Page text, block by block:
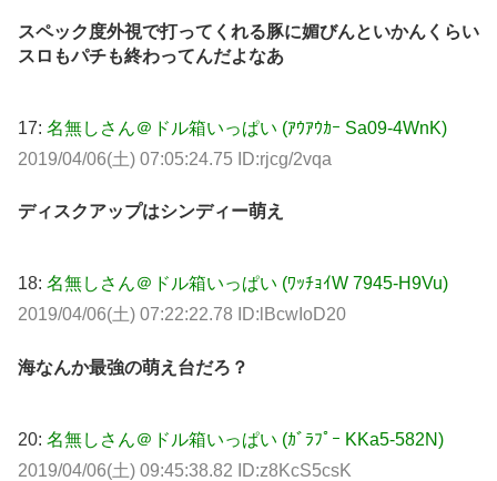
スペック度外視で打ってくれる豚に媚びんといかんくらい
スロもパチも終わってんだよなあ
17: 名無しさん＠ドル箱いっぱい (ｱｳｱｳｶｰ Sa09-4WnK)
2019/04/06(土) 07:05:24.75 ID:rjcg/2vqa
ディスクアップはシンディー萌え
18: 名無しさん＠ドル箱いっぱい (ﾜｯﾁｮｲW 7945-H9Vu)
2019/04/06(土) 07:22:22.78 ID:lBcwIoD20
海なんか最強の萌え台だろ？
20: 名無しさん＠ドル箱いっぱい (ｶﾞﾗﾌﾟｰ KKa5-582N)
2019/04/06(土) 09:45:38.82 ID:z8KcS5csK